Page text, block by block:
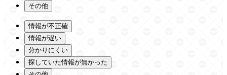
その他
情報が不正確
情報が遅い
分かりにくい
探していた情報が無かった